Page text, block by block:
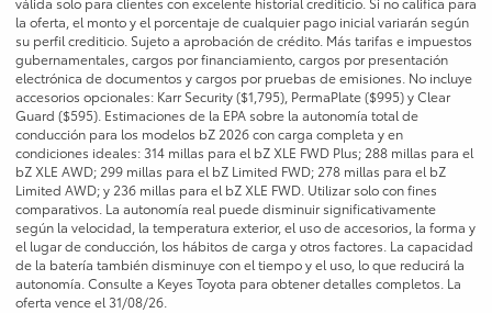
la oferta, el monto y el porcentaje de cualquier pago inicial variarán según
su perfil crediticio. Sujeto a aprobación de crédito. Más tarifas e impuestos
gubernamentales, cargos por financiamiento, cargos por presentación
electrónica de documentos y cargos por pruebas de emisiones. No incluye
accesorios opcionales: Karr Security ($1,795), PermaPlate ($995) y Clear
Guard ($595). Estimaciones de la EPA sobre la autonomía total de
conducción para los modelos bZ 2026 con carga completa y en
condiciones ideales: 314 millas para el bZ XLE FWD Plus; 288 millas para el
bZ XLE AWD; 299 millas para el bZ Limited FWD; 278 millas para el bZ
Limited AWD; y 236 millas para el bZ XLE FWD. Utilizar solo con fines
comparativos. La autonomía real puede disminuir significativamente
según la velocidad, la temperatura exterior, el uso de accesorios, la forma y
el lugar de conducción, los hábitos de carga y otros factores. La capacidad
de la batería también disminuye con el tiempo y el uso, lo que reducirá la
autonomía. Consulte a Keyes Toyota para obtener detalles completos. La
oferta vence el 31/08/26.